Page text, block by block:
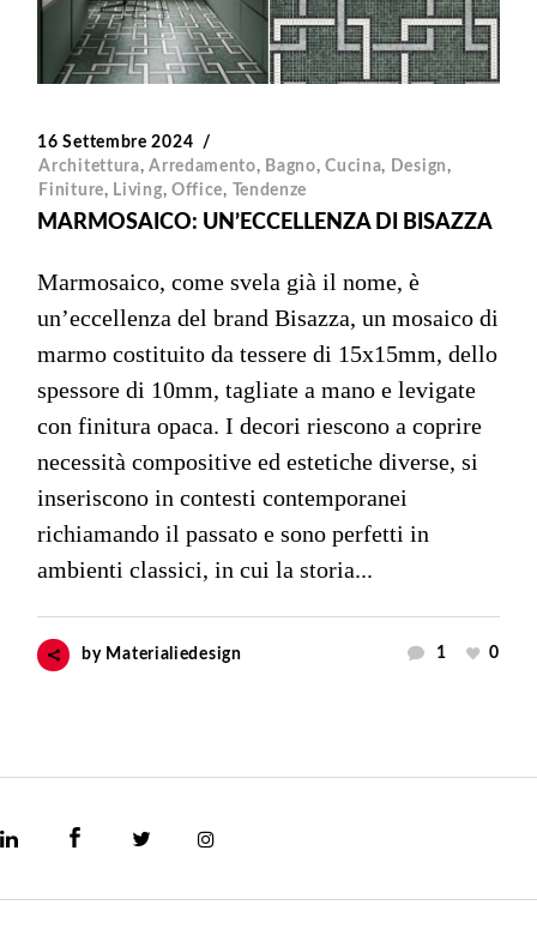
16 Settembre 2024
Architettura,Arredamento, Bagno,Cucina, Design,
Finiture, Living, Office, Tendenze
MARMOSAICO: UN’ECCELLENZA DI BISAZZA
Marmosaico, come svela già il nome, è
un’eccellenza del brand Bisazza, un mosaico di
marmo costituito da tessere di 15x15mm, dello
spessore di 10mm, tagliate a mano e levigate
con finitura opaca. I decori riescono a coprire
necessità compositive ed estetiche diverse, si
inseriscono in contesti contemporanei
richiamando il passato e sono perfetti in
ambienti classici, in cui la storia...
by Materialiedesign 1 0